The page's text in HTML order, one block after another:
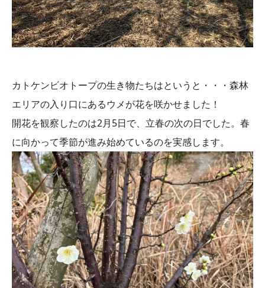
カトケンビオトープの生き物たちはというと・・・森林
エリアの入り口にあるウメが花を咲かせました！
開花を観察したのは2月5日で、立春の次の日でした。春
に向かって季節が進み始めているのを実感します。